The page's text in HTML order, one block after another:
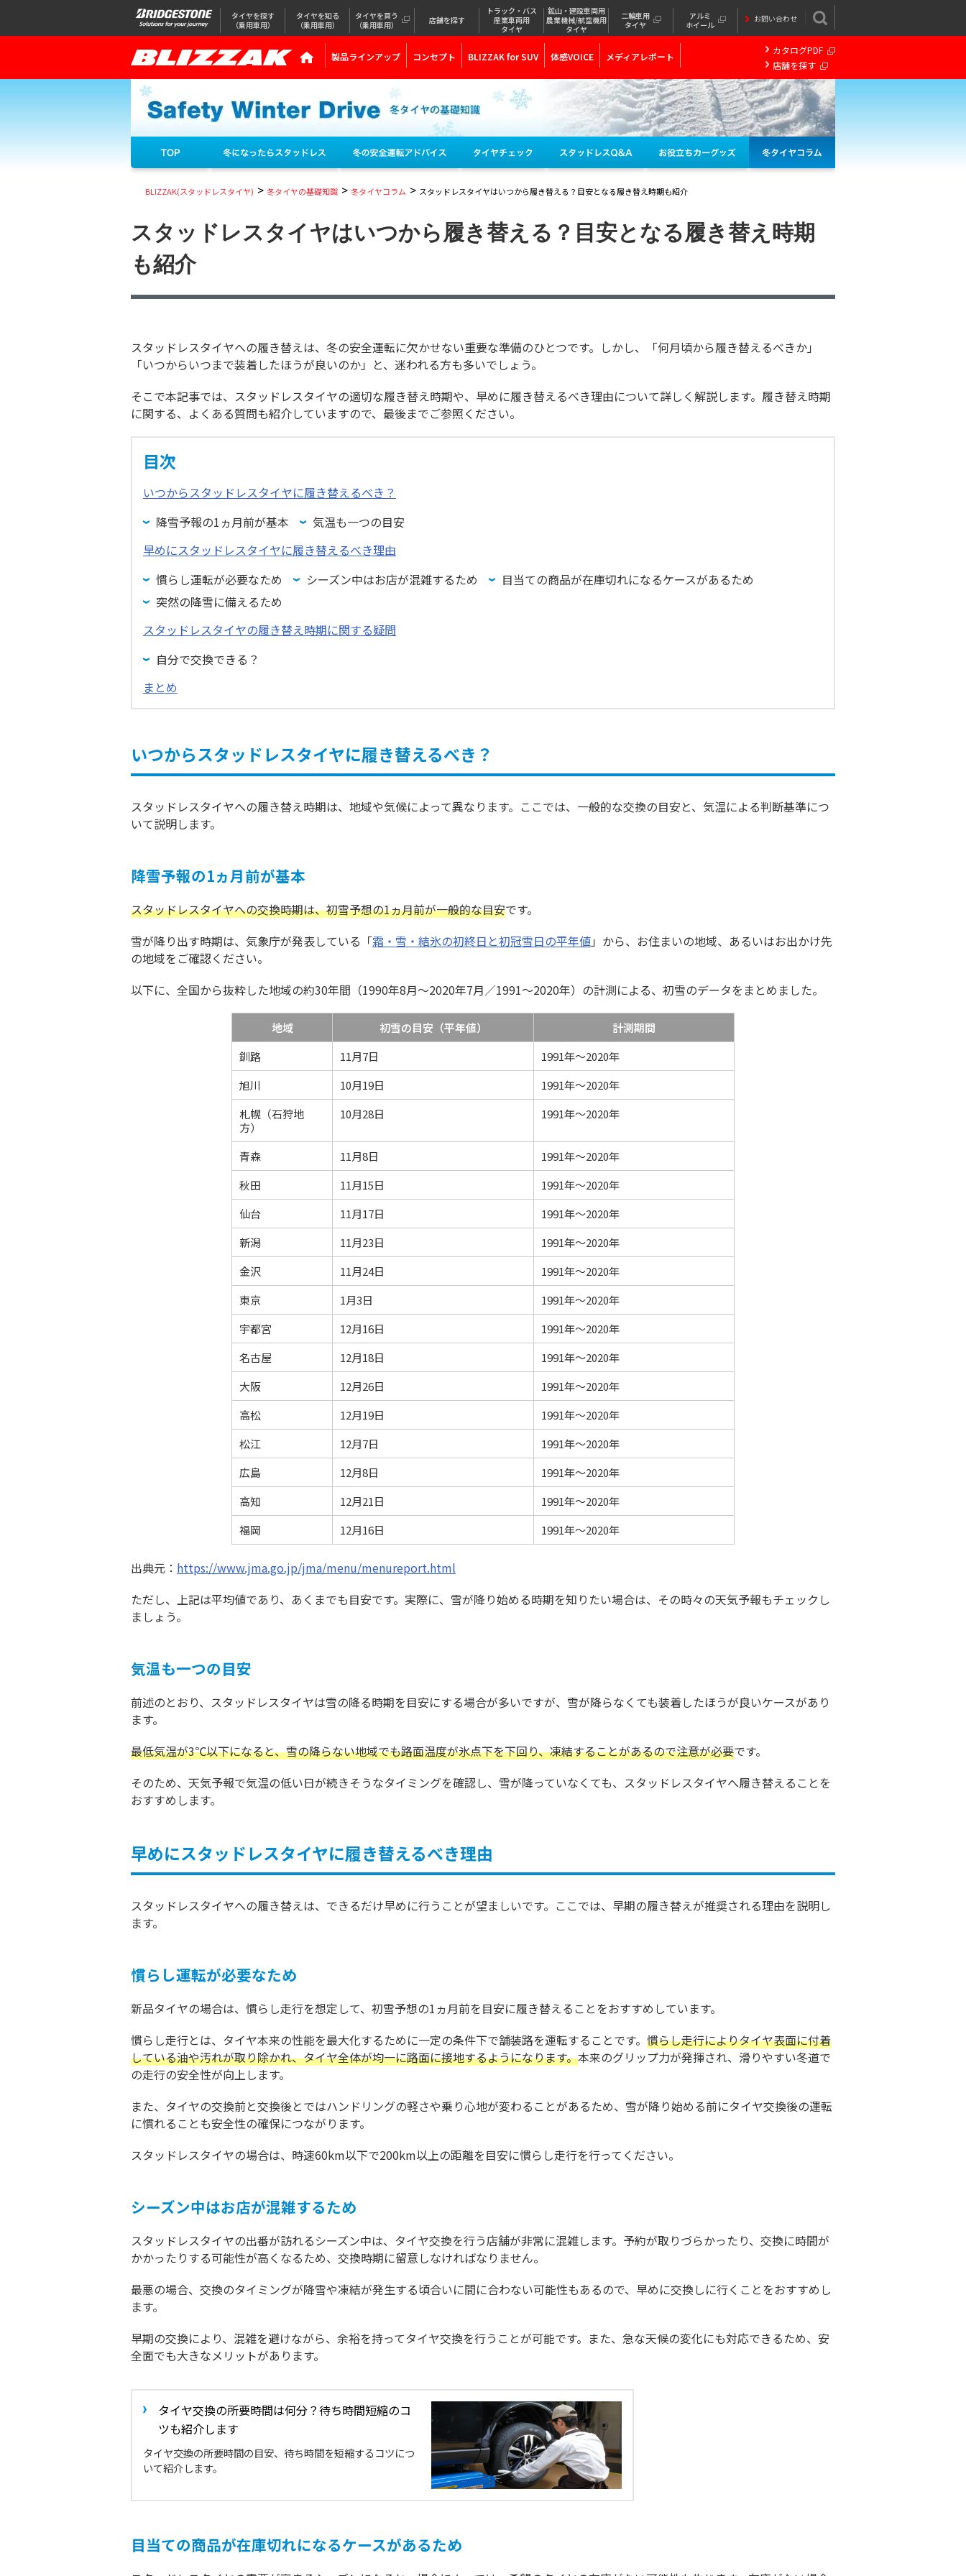
お問い合わせ
タイヤを探す
（乗用車用）
タイヤを知る
（乗用車用）
タイヤを買う
（乗用車用）
店舗を探す
トラック・バス
産業車両用
タイヤ
鉱山・建設車両用
農業機械/航空機用
タイヤ
二輪車用
タイヤ
アルミ
ホイール
製品ラインアップ コンセプト BLIZZAK for SUV 体感VOICE メディアレポート
カタログPDF
店舗を探す
BLIZZAK(スタッドレスタイヤ) > 冬タイヤの基礎知識 > 冬タイヤコラム > スタッドレスタイヤはいつから履き替える？目安となる履き替え時期も紹介
スタッドレスタイヤはいつから履き替える？目安となる履き替え時期
も紹介
スタッドレスタイヤへの履き替えは、冬の安全運転に欠かせない重要な準備のひとつです。しかし、「何月頃から履き替えるべきか」
「いつからいつまで装着したほうが良いのか」と、迷われる方も多いでしょう。
そこで本記事では、スタッドレスタイヤの適切な履き替え時期や、早めに履き替えるべき理由について詳しく解説します。履き替え時期
に関する、よくある質問も紹介していますので、最後までご参照ください。
目次
いつからスタッドレスタイヤに履き替えるべき？
降雪予報の1ヵ月前が基本
気温も一つの目安
早めにスタッドレスタイヤに履き替えるべき理由
慣らし運転が必要なため
シーズン中はお店が混雑するため
目当ての商品が在庫切れになるケースがあるため
突然の降雪に備えるため
スタッドレスタイヤの履き替え時期に関する疑問
自分で交換できる？
まとめ
いつからスタッドレスタイヤに履き替えるべき？
スタッドレスタイヤへの履き替え時期は、地域や気候によって異なります。ここでは、一般的な交換の目安と、気温による判断基準につ
いて説明します。
降雪予報の1ヵ月前が基本
スタッドレスタイヤへの交換時期は、初雪予想の1ヵ月前が一般的な目安です。
雪が降り出す時期は、気象庁が発表している「霜・雪・結氷の初終日と初冠雪日の平年値」から、お住まいの地域、あるいはお出かけ先
の地域をご確認ください。
以下に、全国から抜粋した地域の約30年間（1990年8月～2020年7月／1991～2020年）の計測による、初雪のデータをまとめました。
地域 初雪の目安（平年値）
計測期間
釧路
11月7日
1991年～2020年
旭川
10月19日
1991年～2020年
札幌（石狩地
方）
10月28日 1991年～2020年
青森 11月8日
1991年～2020年
秋田
11月15日
1991年～2020年
仙台
11月17日
1991年～2020年
新潟
11月23日
1991年～2020年
金沢
11月24日
1991年～2020年
東京
1月3日
1991年～2020年
宇都宮
12月16日
1991年～2020年
名古屋
12月18日
1991年～2020年
大阪
12月26日
1991年～2020年
高松
12月19日
1991年～2020年
松江
12月7日
1991年～2020年
広島
12月8日
1991年～2020年
高知
12月21日
1991年～2020年
福岡
12月16日 1991年～2020年
出典元： https://www.jma.go.jp/jma/menu/menureport.html
ただし、上記は平均値であり、あくまでも目安です。実際に、雪が降り始める時期を知りたい場合は、その時々の天気予報もチェックし
ましょう。
気温も一つの目安
前述のとおり、スタッドレスタイヤは雪の降る時期を目安にする場合が多いですが、雪が降らなくても装着したほうが良いケースがあり
ます。
最低気温が3℃以下になると、雪の降らない地域でも路面温度が氷点下を下回り、凍結することがあるので注意が必要です。
そのため、天気予報で気温の低い日が続きそうなタイミングを確認し、雪が降っていなくても、スタッドレスタイヤへ履き替えることを
おすすめします。
早めにスタッドレスタイヤに履き替えるべき理由
スタッドレスタイヤへの履き替えは、できるだけ早めに行うことが望ましいです。ここでは、早期の履き替えが推奨される理由を説明し
ます。
慣らし運転が必要なため
新品タイヤの場合は、慣らし走行を想定して、初雪予想の1ヵ月前を目安に履き替えることをおすすめしています。
慣らし走行とは、タイヤ本来の性能を最大化するために一定の条件下で舗装路を運転することです。 慣らし走行によりタイヤ表面に付着
している油や汚れが取り除かれ、タイヤ全体が均一に路面に接地するようになります。本来のグリップ力が発揮され、滑りやすい冬道で
の走行の安全性が向上します。
また、タイヤの交換前と交換後とではハンドリングの軽さや乗り心地が変わることがあるため、雪が降り始める前にタイヤ交換後の運転
に慣れることも安全性の確保につながります。
スタッドレスタイヤの場合は、時速60km以下で200km以上の距離を目安に慣らし走行を行ってください。
シーズン中はお店が混雑するため
スタッドレスタイヤの出番が訪れるシーズン中は、タイヤ交換を行う店舗が非常に混雑します。予約が取りづらかったり、交換に時間が
かかったりする可能性が高くなるため、交換時期に留意しなければなりません。
最悪の場合、交換のタイミングが降雪や凍結が発生する頃合いに間に合わない可能性もあるので、早めに交換しに行くことをおすすめし
ます。
早期の交換により、混雑を避けながら、余裕を持ってタイヤ交換を行うことが可能です。また、急な天候の変化にも対応できるため、安
全面でも大きなメリットがあります。
タイヤ交換の所要時間は何分？待ち時間短縮のコ
ツも紹介します
タイヤ交換の所要時間の目安、待ち時間を短縮するコツにつ
いて紹介します。
目当ての商品が在庫切れになるケースがあるため